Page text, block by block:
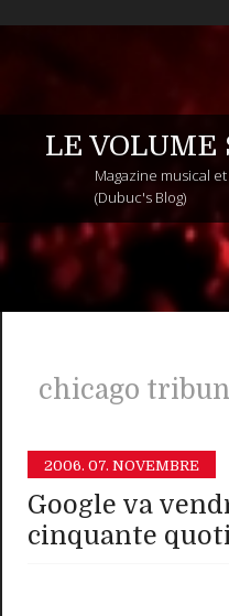
LE VOLUME
Magazine musical
(Dubuc's Blog)
chicago
2006. 07. NOVEMBRE
Google va
cinquante